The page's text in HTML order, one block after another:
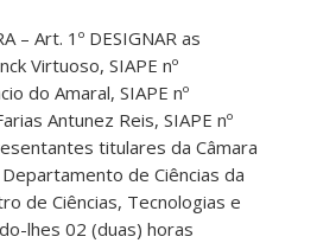
– Art. 1º DESIGNAR as
Virtuoso, SIAPE nº
do Amaral, SIAPE nº
Antunez Reis, SIAPE nº
titulares da Câmara
de Ciências da
de Ciências, Tecnologias e
lhes 02 (duas) horas